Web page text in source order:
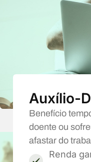
Auxílio-
Benefício
doente ou
afastar do
Renda